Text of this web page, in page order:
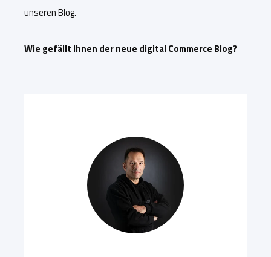
unseren Blog.
Wie gefällt Ihnen der neue digital Commerce Blog?